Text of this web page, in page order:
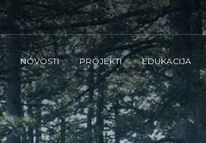
NOVOSTI PROJEKTI EDUKACIJA